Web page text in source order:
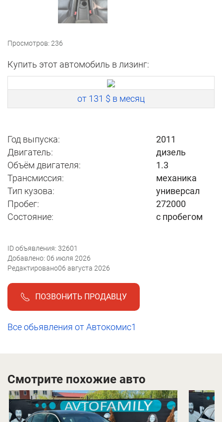
Просмотров: 236
Купить этот автомобиль в лизинг:
от 131 $ в месяц
Год выпуска:
2011
Двигатель:
дизель
Объём двигателя:
1.3
Трансмиссия:
механика
Тип кузова:
универсал
Пробег:
272000
Состояние:
с пробегом
ID объявления: 32601
Добавлено: 06 июля 2026
Редактировано06 августа 2026
ПОЗВОНИТЬ ПРОДАВЦУ
Все обьявления от Автокомис1
Смотрите похожие авто